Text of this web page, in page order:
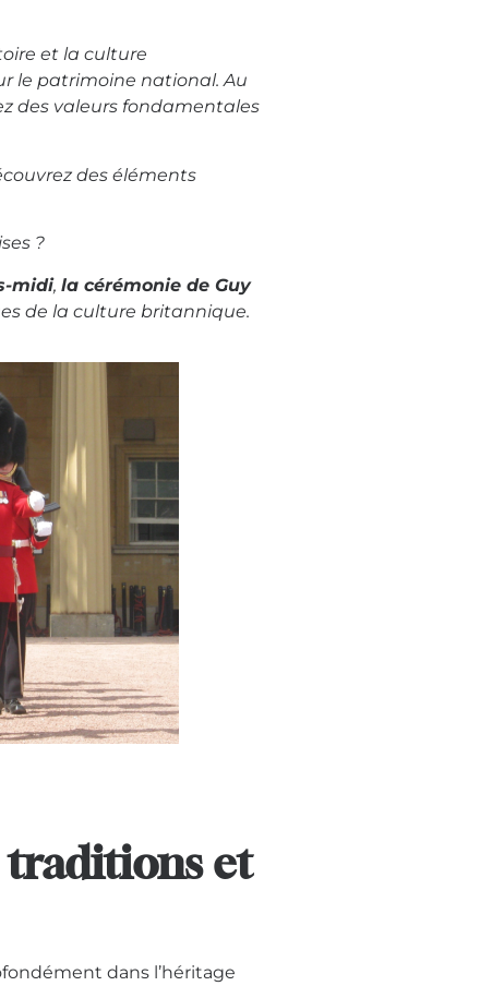
et la culture
le patrimoine national. Au
des valeurs fondamentales
des éléments
?
midi, la cérémonie de Guy
de la culture britannique.
traditions et
dans l’héritage